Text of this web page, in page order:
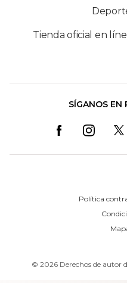
Tienda oficial en
SÍGANOS EN
Política
© 2026 Derechos de autor